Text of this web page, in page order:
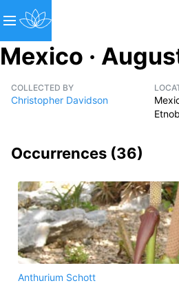
Mexico ·
COLLECTED BY
Christopher Davidson
Occurrences (36)
Anthurium Schott